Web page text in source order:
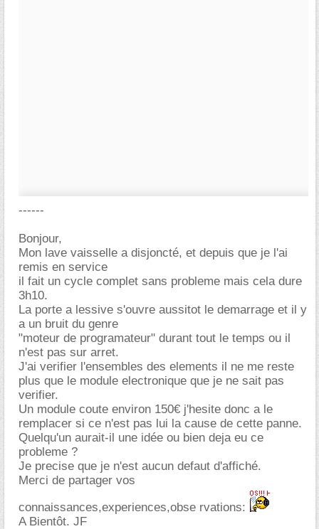
------
Bonjour,
Mon lave vaisselle a disjoncté, et depuis que je l'ai
remis en service
il fait un cycle complet sans probleme mais cela dure
3h10.
La porte a lessive s'ouvre aussitot le demarrage et il y
a un bruit du genre
"moteur de programateur" durant tout le temps ou il
n'est pas sur arret.
J'ai verifier l'ensembles des elements il ne me reste
plus que le module electronique que je ne sait pas
verifier.
Un module coute environ 150€ j'hesite donc a le
remplacer si ce n'est pas lui la cause de cette panne.
Quelqu'un aurait-il une idée ou bien deja eu ce
probleme ?
Je precise que je n'est aucun defaut d'affiché.
Merci de partager vos
connaissances,experiences,obse rvations:
A Bientôt. JF